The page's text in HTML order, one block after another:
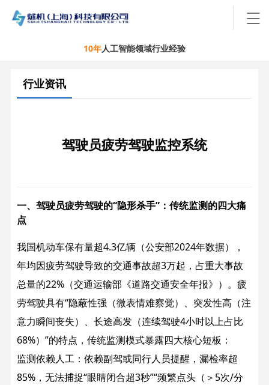
10年人工智能领域行业经验
行业资讯
驾驶员疲劳驾驶监控系统
一、驾驶员疲劳驾驶的“隐形杀手”：传统监测的四大痛
点​
我国机动车保有量超4.3亿辆（公安部2024年数据），
年均因疲劳驾驶导致的交通事故超3万起，占重大事故
总量的22%（交通运输部《道路交通安全年报》）。疲
劳驾驶具有“隐蔽性强（微表情难察觉）、突发性高（注
意力瞬间丧失）、长途高发（连续驾驶4小时以上占比
68%）”的特点，传统监测模式暴露四大核心短板：
监测依赖人工：依赖副驾或同行人员提醒，漏检率超
85%，无法捕捉“眼睛闭合超3秒”“频繁点头（＞5次/分